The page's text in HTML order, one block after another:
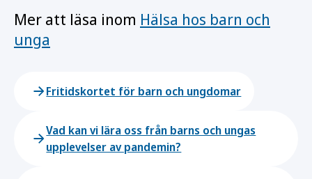
Mer att läsa inom Hälsa hos barn och
unga
Fritidskortet för barn och ungdomar
Vad kan vi lära oss från barns och ungas
upplevelser av pandemin?